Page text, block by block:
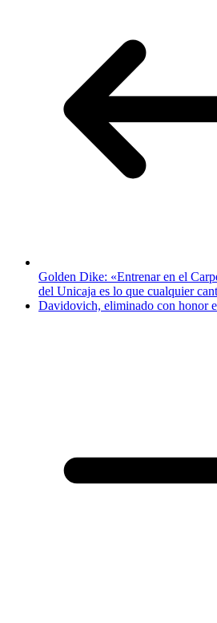
Golden Dike: «Entrenar en el
del Unicaja es lo que cualquier
Davidovich, eliminado con honor